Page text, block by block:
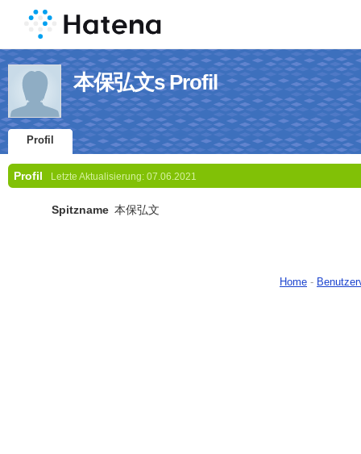
本保弘文s Profil
Profil
Profil Letzte Aktualisierung: 07.06.2021
Spitzname 本保弘文
Home -